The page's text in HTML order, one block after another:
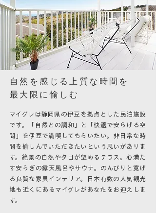
​自然を感じる上質な時間を
最大限に愉しむ
マイグレは静岡県の伊豆を拠点とした民泊施設
です。「自然との調和」と「快適で安らげる空
間」を伊豆で満喫してもらいたい。非日常な時
間を愉しんでいただきたいという思いがありま
す。絶景の自然や夕日が望めるテラス。心満た
す安らぎの露天風呂やサウナ。のんびりと寛げ
る良質な家具インテリア。日本有数の人気観光
地も近くにあるマイグレがあなたをお迎えしま
す。